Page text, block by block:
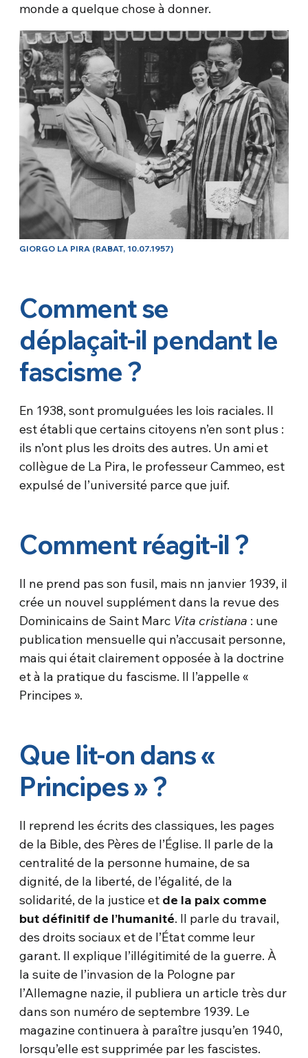
monde a quelque chose à donner.
GIORGO LA PIRA (RABAT, 10.07.1957)
Comment se
déplaçait-il pendant le
fascisme ?
En 1938, sont promulguées les lois raciales. Il
est établi que certains citoyens n’en sont plus :
ils n’ont plus les droits des autres. Un ami et
collègue de La Pira, le professeur Cammeo, est
expulsé de l’université parce que juif.
Comment réagit-il ?
Il ne prend pas son fusil, mais nn janvier 1939, il
crée un nouvel supplément dans la revue des
Dominicains de Saint Marc Vita cristiana : une
publication mensuelle qui n’accusait personne,
mais qui était clairement opposée à la doctrine
et à la pratique du fascisme. Il l’appelle «
Principes ».
Que lit-on dans «
Principes » ?
Il reprend les écrits des classiques, les pages
de la Bible, des Pères de l’Église. Il parle de la
centralité de la personne humaine, de sa
dignité, de la liberté, de l’égalité, de la
solidarité, de la justice et de la paix comme
but définitif de l’humanité. Il parle du travail,
des droits sociaux et de l’État comme leur
garant. Il explique l’illégitimité de la guerre. À
la suite de l’invasion de la Pologne par
l’Allemagne nazie, il publiera un article très dur
dans son numéro de septembre 1939. Le
magazine continuera à paraître jusqu’en 1940,
lorsqu’elle est supprimée par les fascistes.